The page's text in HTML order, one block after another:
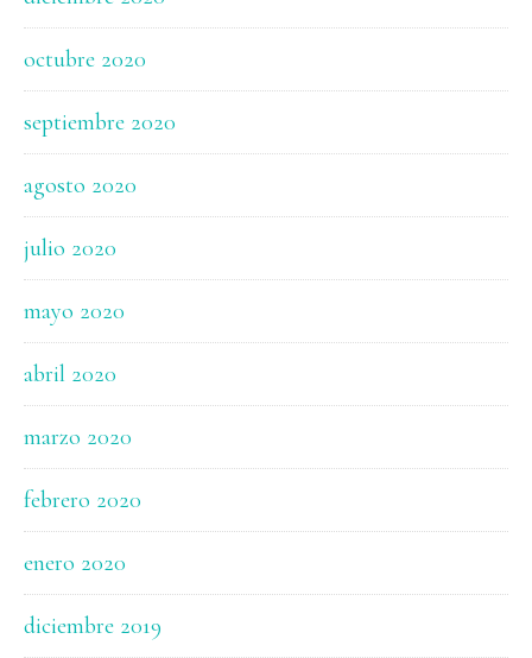
octubre 2020
septiembre 2020
agosto 2020
julio 2020
mayo 2020
abril 2020
marzo 2020
febrero 2020
enero 2020
diciembre 2019